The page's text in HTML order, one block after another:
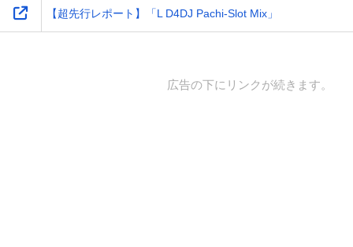
【超先行レポート】「L D4DJ Pachi-Slot Mix」
広告の下にリンクが続きます。